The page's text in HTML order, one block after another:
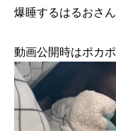
爆睡するはるおさん
動画公開時はポカ